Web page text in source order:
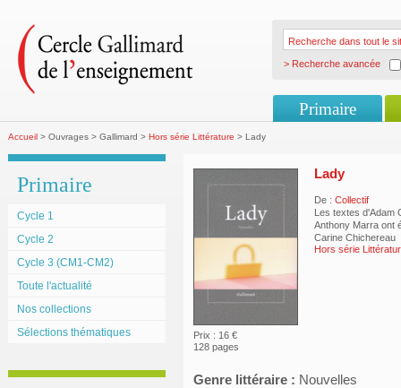
> Recherche avancée
Primaire
Accueil > Ouvrages > Gallimard > Hors série Littérature > Lady
Primaire
Cycle 1
Cycle 2
Cycle 3 (CM1-CM2)
Toute l'actualité
Nos collections
Sélections thématiques
Prix : 16 €
128 pages
Lady
De : Collectif
Les textes d'Adam
Anthony Marra ont
Carine Chichereau
Hors série
Genre littéraire : Nouvelles